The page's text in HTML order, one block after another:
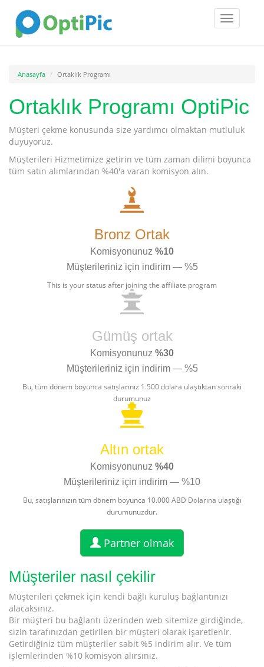
Toggle
Anasayfa Ortaklık Programı
Ortaklık Programı OptiPic
Müşteri çekme konusunda size yardımcı olmaktan mutluluk
duyuyoruz.
Müşterileri Hizmetimize getirin ve tüm zaman dilimi boyunca
tüm satın alımlarından %40'a varan komisyon alın.
Bronz Ortak
Komisyonunuz %10
Müşterileriniz için indirim — %5
This is your status after joining the affiliate program
Gümüş ortak
Komisyonunuz %30
Müşterileriniz için indirim — %5
Bu, tüm dönem boyunca satışlarınız 1.500 dolara ulaştıktan sonraki
durumunuz
Altın ortak
Komisyonunuz %40
Müşterileriniz için indirim — %10
Bu, satışlarınızın tüm dönem boyunca 10.000 ABD Dolarına ulaştığı
durumunuzdur.
Partner olmak
Müşteriler nasıl çekilir
Müşterileri çekmek için kendi bağlı kuruluş bağlantınızı
alacaksınız.
Bir müşteri bu bağlantı üzerinden web sitemize girdiğinde,
sizin tarafınızdan getirilen bir müşteri olarak işaretlenir.
Getirdiğiniz tüm müşteriler sabit %5 indirim alır. Ve tüm
işlemlerinden %10 komisyon alırsınız.